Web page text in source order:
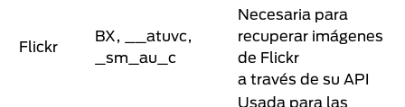
Flickr
BX, __atuvc,
_sm_au_c
Necesaria para
recuperar imágenes
de Flickr
a través de su API
Usada para las